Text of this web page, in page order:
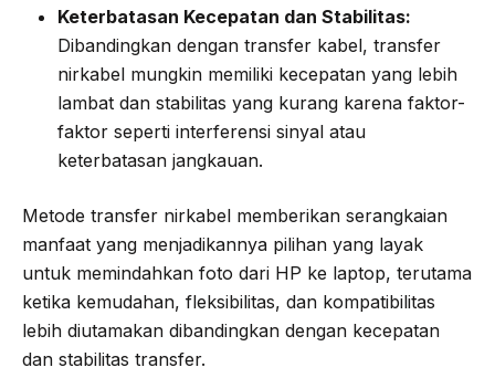
Keterbatasan Kecepatan dan Stabilitas:
Dibandingkan dengan transfer kabel, transfer
nirkabel mungkin memiliki kecepatan yang lebih
lambat dan stabilitas yang kurang karena faktor-
faktor seperti interferensi sinyal atau
keterbatasan jangkauan.
Metode transfer nirkabel memberikan serangkaian
manfaat yang menjadikannya pilihan yang layak
untuk memindahkan foto dari HP ke laptop, terutama
ketika kemudahan, fleksibilitas, dan kompatibilitas
lebih diutamakan dibandingkan dengan kecepatan
dan stabilitas transfer.